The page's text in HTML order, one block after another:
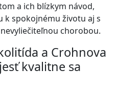
a ich blízkym návod,
k spokojnému životu aj s
chorobou.
a Crohnova
kvalitne sa